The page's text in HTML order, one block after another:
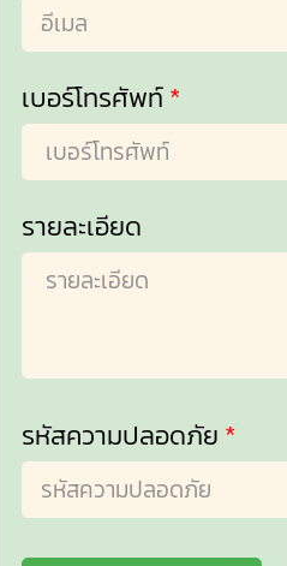
เบอร์โทรศัพท์*
รายละเอียด
รหัสความปลอดภัย *